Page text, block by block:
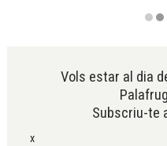
Vols estar al dia
Subscriu-te
x